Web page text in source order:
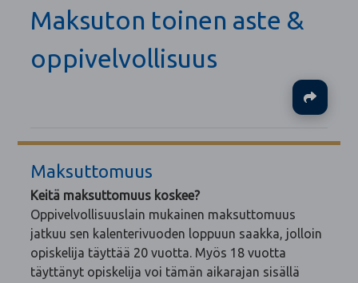
Maksuton toinen aste &
oppivelvollisuus
Maksuttomuus
Keitä maksuttomuus koskee?
Oppivelvollisuuslain mukainen maksuttomuus
jatkuu sen kalenterivuoden loppuun saakka, jolloin
opiskelija täyttää 20 vuotta. Myös 18 vuotta
täyttänyt opiskelija voi tämän aikarajan sisällä